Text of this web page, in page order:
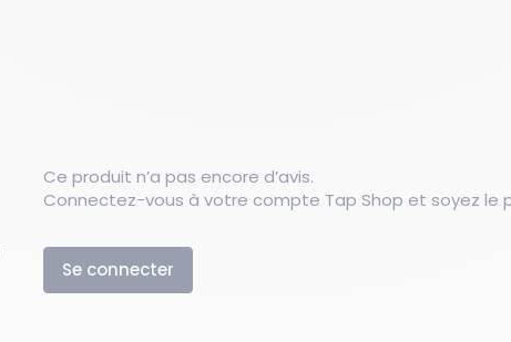
Ce produit n’a pas encore d’avis.
Connectez-vous à votre compte Tap Shop et soyez le
Se connecter